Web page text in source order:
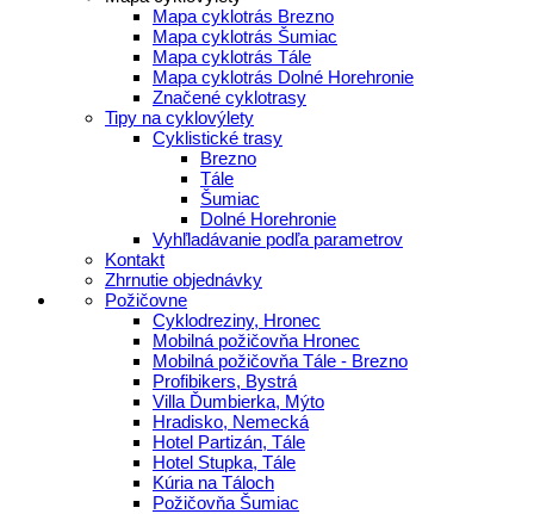
Mapa cyklotrás Brezno
Mapa cyklotrás Šumiac
Mapa cyklotrás Tále
Mapa cyklotrás Dolné Horehronie
Značené cyklotrasy
Tipy na cyklovýlety
Cyklistické trasy
Brezno
Tále
Šumiac
Dolné Horehronie
Vyhľladávanie podľa parametrov
Kontakt
Zhrnutie objednávky
Požičovne
Cyklodreziny, Hronec
Mobilná požičovňa Hronec
Mobilná požičovňa Tále - Brezno
Profibikers, Bystrá
Villa Ďumbierka, Mýto
Hradisko, Nemecká
Hotel Partizán, Tále
Hotel Stupka, Tále
Kúria na Táloch
Požičovňa Šumiac